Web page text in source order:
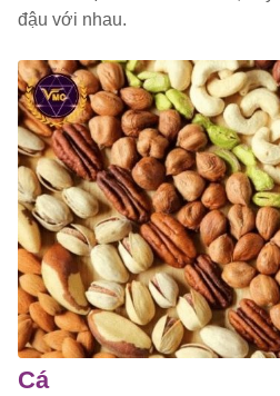
đậu với nhau.
Cá